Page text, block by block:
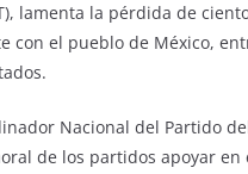
lamenta la pérdida de
con el pueblo de México,
Nacional del Partido
de los partidos apoyar